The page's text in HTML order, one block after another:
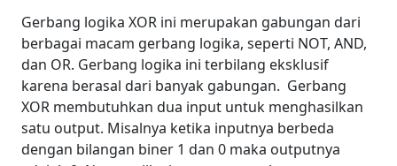
Gerbang logika XOR ini merupakan gabungan dari
berbagai macam gerbang logika, seperti NOT, AND,
dan OR. Gerbang logika ini terbilang eksklusif
karena berasal dari banyak gabungan. Gerbang
XOR membutuhkan dua input untuk menghasilkan
satu output. Misalnya ketika inputnya berbeda
dengan bilangan biner 1 dan 0 maka outputnya